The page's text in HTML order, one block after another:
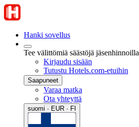
Hanki sovellus
Tee välittömiä säästöjä jäsenhinnoilla
Kirjaudu sisään
Tutustu Hotels.com-etuihin
Saapuneet
Varaa matka
Ota yhteyttä
suomi · EUR · FI